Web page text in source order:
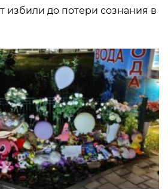
избили до потери сознания в